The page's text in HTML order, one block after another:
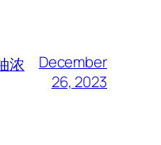
浓
December
26, 2023